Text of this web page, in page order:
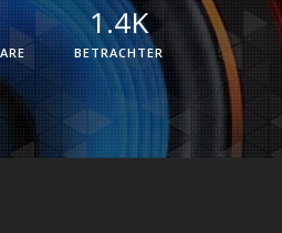
1.4K
BETRACHTER